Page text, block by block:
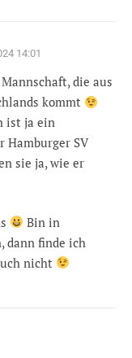
14:01
die aus
kommt
ist ja ein
Hamburger SV
sie ja, wie er
Bin in
dann finde ich
nicht